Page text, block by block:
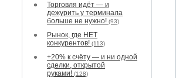
Торговля идёт — и
дежурить у терминала
больше не нужно! (93)
Рынок, где НЕТ
конкурентов! (113)
+20% к счёту — и ни одной
сделки, открытой
руками! (128)